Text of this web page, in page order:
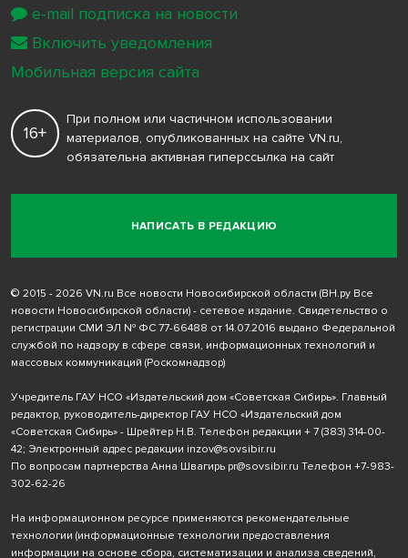
НАПИСАТЬ В РЕДАКЦИЮ
16+
При полном или частичном использовании
материалов, опубликованных на сайте VN.ru,
обязательна активная гиперссылка на сайт
© 2015 - 2026 VN.ru Все новости Новосибирской области (ВН.ру Все
новости Новосибирской области) - сетевое издание. Свидетельство о
регистрации СМИ ЭЛ № ФС 77-66488 от 14.07.2016 выдано Федеральной
службой по надзору в сфере связи, информационных технологий и
массовых коммуникаций (Роскомнадзор)
Учредитель ГАУ НСО «Издательский дом «Советская Сибирь». Главный
редактор, руководитель-директор ГАУ НСО «Издательский дом
«Советская Сибирь» - Шрейтер Н.В. Телефон редакции + 7 (383) 314-00-
42; Электронный адрес редакции inzov@sovsibir.ru
По вопросам партнерства Анна Швагирь pr@sovsibir.ru Телефон +7-983-
302-62-26
На информационном ресурсе применяются рекомендательные
технологии (информационные технологии предоставления
информации на основе сбора, систематизации и анализа сведений,
e-mail подписка на новости
Включить уведомления
Мобильная версия сайта